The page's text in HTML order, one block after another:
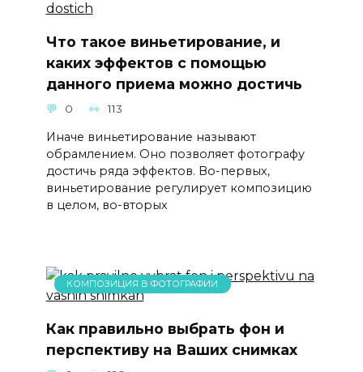
Что такое виньетирование, и
каких эффектов с помощью
данного приема можно достичь
0 113
Иначе виньетирование называют
обрамлением. Оно позволяет фотографу
достичь ряда эффектов. Во-первых,
виньетирование регулирует композицию
в целом, во-вторых
КОМПОЗИЦИЯ В ФОТОГРАФИИ
Как правильно выбрать фон и
перспективу на Ваших снимках